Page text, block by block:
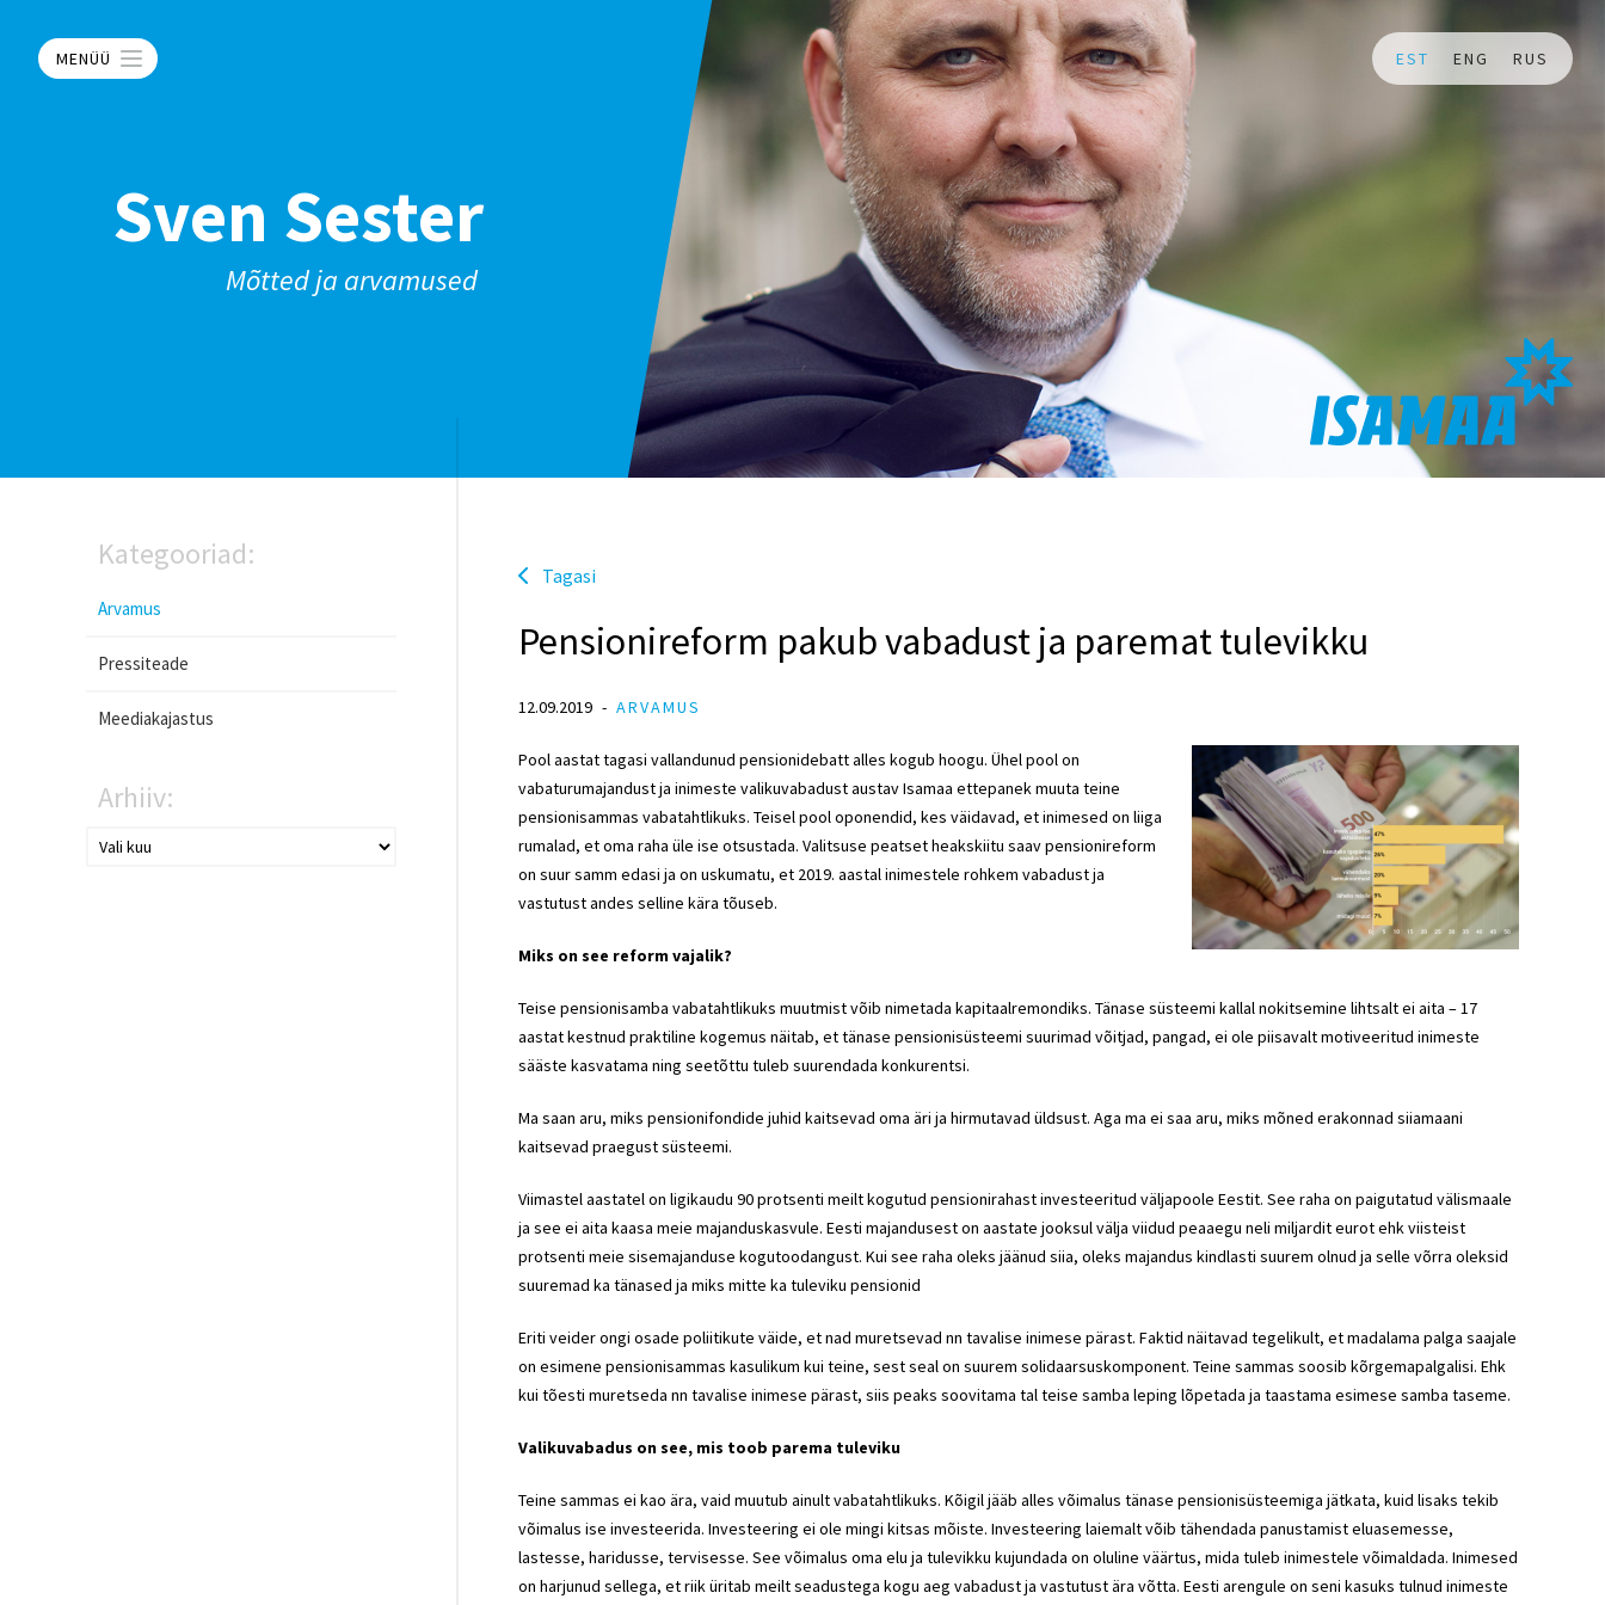
MENÜÜ EST ENG RUS
Sven Sester
Mõtted ja arvamused
Kategooriad:
Arvamus
Pressiteade
Meediakajastus
Arhiiv:
Tagasi
Pensionireform pakub vabadust ja paremat tulevikku
12.09.2019 ARVAMUS
Pool aastat tagasi vallandunud pensionidebatt alles kogub hoogu. Ühel pool on
vabaturumajandust ja inimeste valikuvabadust austav Isamaa ettepanek muuta teine
pensionisammas vabatahtlikuks. Teisel pool oponendid, kes väidavad, et inimesed on liiga
rumalad, et oma raha üle ise otsustada. Valitsuse peatset heakskiitu saav pensionireform
on suur samm edasi ja on uskumatu, et 2019. aastal inimestele rohkem vabadust ja
vastutust andes selline kära tõuseb.
Miks on see reform vajalik?
Teise pensionisamba vabatahtlikuks muutmist võib nimetada kapitaalremondiks. Tänase süsteemi kallal nokitsemine lihtsalt ei aita – 17
aastat kestnud praktiline kogemus näitab, et tänase pensionisüsteemi suurimad võitjad, pangad, ei ole piisavalt motiveeritud inimeste
sääste kasvatama ning seetõttu tuleb suurendada konkurentsi.
Ma saan aru, miks pensionifondide juhid kaitsevad oma äri ja hirmutavad üldsust. Aga ma ei saa aru, miks mõned erakonnad siiamaani
kaitsevad praegust süsteemi.
Viimastel aastatel on ligikaudu 90 protsenti meilt kogutud pensionirahast investeeritud väljapoole Eestit. See raha on paigutatud välismaale
ja see ei aita kaasa meie majanduskasvule. Eesti majandusest on aastate jooksul välja viidud peaaegu neli miljardit eurot ehk viisteist
protsenti meie sisemajanduse kogutoodangust. Kui see raha oleks jäänud siia, oleks majandus kindlasti suurem olnud ja selle võrra oleksid
suuremad ka tänased ja miks mitte ka tuleviku pensionid
Eriti veider ongi osade poliitikute väide, et nad muretsevad nn tavalise inimese pärast. Faktid näitavad tegelikult, et madalama palga saajale
on esimene pensionisammas kasulikum kui teine, sest seal on suurem solidaarsuskomponent. Teine sammas soosib kõrgemapalgalisi. Ehk
kui tõesti muretseda nn tavalise inimese pärast, siis peaks soovitama tal teise samba leping lõpetada ja taastama esimese samba taseme.
Valikuvabadus on see, mis toob parema tuleviku
Teine sammas ei kao ära, vaid muutub ainult vabatahtlikuks. Kõigil jääb alles võimalus tänase pensionisüsteemiga jätkata, kuid lisaks tekib
võimalus ise investeerida. Investeering ei ole mingi kitsas mõiste. Investeering laiemalt võib tähendada panustamist eluasemesse,
lastesse, haridusse, tervisesse. See võimalus oma elu ja tulevikku kujundada on oluline väärtus, mida tuleb inimestele võimaldada. Inimesed
on harjunud sellega, et riik üritab meilt seadustega kogu aeg vabadust ja vastutust ära võtta. Eesti arengule on seni kasuks tulnud inimeste